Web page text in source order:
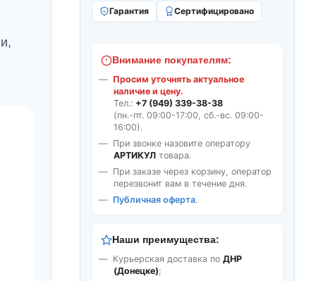
Гарантия Сертифицировано
Внимание покупателям:
Просим уточнять актуальное
наличие и цену.
Тел.: +7 (949) 339-38-38
(пн.-пт. 09:00-17:00, сб.-вс. 09:00-
16:00).
При звонке назовите оператору
АРТИКУЛ товара.
При заказе через корзину, оператор
перезвонит вам в течение дня.
Публичная оферта.
Наши преимущества:
Курьерская доставка по ДНР
(Донецке);